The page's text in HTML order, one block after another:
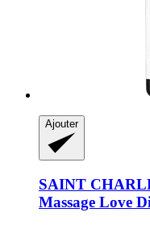
Ajouter
SAINT
Massage Love